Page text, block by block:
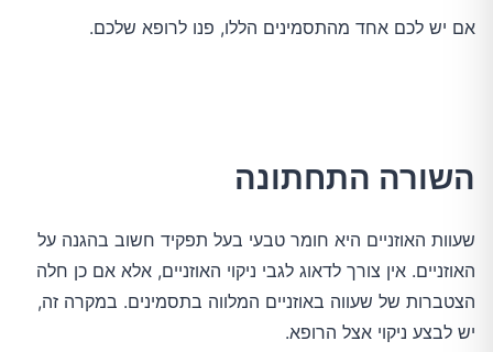
אם יש לכם אחד מהתסמינים הללו, פנו לרופא שלכם.
השורה התחתונה
שעוות האוזניים היא חומר טבעי בעל תפקיד חשוב בהגנה על
האוזניים. אין צורך לדאוג לגבי ניקוי האוזניים, אלא אם כן חלה
הצטברות של שעווה באוזניים המלווה בתסמינים. במקרה זה,
יש לבצע ניקוי אצל הרופא.